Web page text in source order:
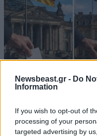
Newsbeast.gr - Do
Information
If you wish to opt-out of
processing of your
targeted advertising by
Ρωσικός
fake news και